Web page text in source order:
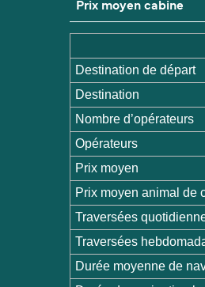
Prix moyen cabine
Destination de départ
Destination
Nombre d’opérateurs
Opérateurs
Prix moyen
Prix moyen animal de
Traversées
Traversées
Durée moyenne de